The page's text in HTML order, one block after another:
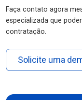
Faça contato agora
especializada que
contratação.
Solicite uma